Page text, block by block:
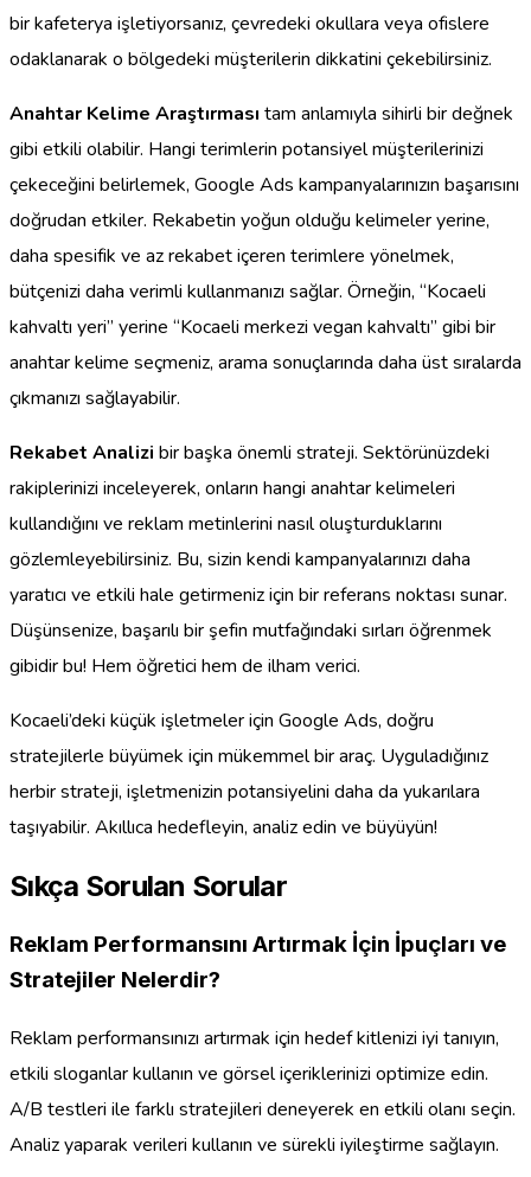
bir kafeterya işletiyorsanız, çevredeki okullara veya ofislere
odaklanarak o bölgedeki müşterilerin dikkatini çekebilirsiniz.
Anahtar Kelime Araştırması tam anlamıyla sihirli bir değnek
gibi etkili olabilir. Hangi terimlerin potansiyel müşterilerinizi
çekeceğini belirlemek, Google Ads kampanyalarınızın başarısını
doğrudan etkiler. Rekabetin yoğun olduğu kelimeler yerine,
daha spesifik ve az rekabet içeren terimlere yönelmek,
bütçenizi daha verimli kullanmanızı sağlar. Örneğin, “Kocaeli
kahvaltı yeri” yerine “Kocaeli merkezi vegan kahvaltı” gibi bir
anahtar kelime seçmeniz, arama sonuçlarında daha üst sıralarda
çıkmanızı sağlayabilir.
Rekabet Analizi bir başka önemli strateji. Sektörünüzdeki
rakiplerinizi inceleyerek, onların hangi anahtar kelimeleri
kullandığını ve reklam metinlerini nasıl oluşturduklarını
gözlemleyebilirsiniz. Bu, sizin kendi kampanyalarınızı daha
yaratıcı ve etkili hale getirmeniz için bir referans noktası sunar.
Düşünsenize, başarılı bir şefin mutfağındaki sırları öğrenmek
gibidir bu! Hem öğretici hem de ilham verici.
Kocaeli’deki küçük işletmeler için Google Ads, doğru
stratejilerle büyümek için mükemmel bir araç. Uyguladığınız
herbir strateji, işletmenizin potansiyelini daha da yukarılara
taşıyabilir. Akıllıca hedefleyin, analiz edin ve büyüyün!
Sıkça Sorulan Sorular
Reklam Performansını Artırmak İçin İpuçları ve
Stratejiler Nelerdir?
Reklam performansınızı artırmak için hedef kitlenizi iyi tanıyın,
etkili sloganlar kullanın ve görsel içeriklerinizi optimize edin.
A/B testleri ile farklı stratejileri deneyerek en etkili olanı seçin.
Analiz yaparak verileri kullanın ve sürekli iyileştirme sağlayın.